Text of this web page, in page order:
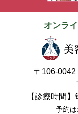
オンラ
〒106-
【診療時間
予約